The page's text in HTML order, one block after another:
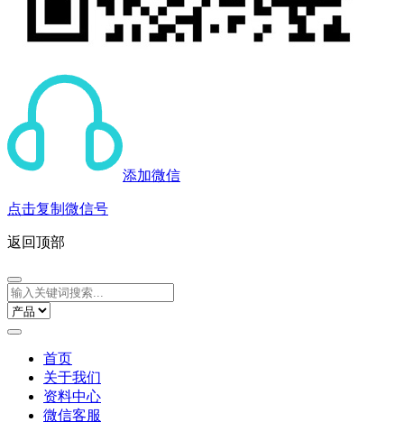
添加微信
点击复制微信号
返回顶部
首页
关于我们
资料中心
微信客服